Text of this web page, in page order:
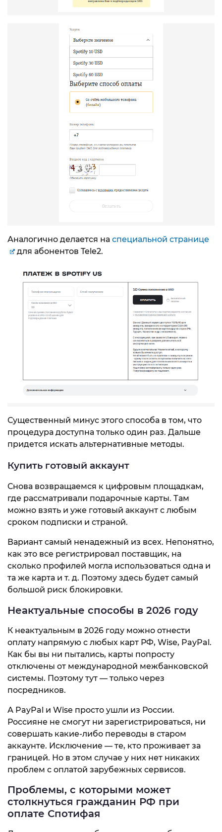
Аналогично делается на специальной странице
для абонентов Tele2.
Существенный минус этого способа в том, что
процедура доступна только один раз. Дальше
придется искать альтернативные методы.
Купить готовый аккаунт
Снова возвращаемся к цифровым площадкам,
где рассматривали подарочные карты. Там
можно взять и уже готовый аккаунт с любым
сроком подписки и страной.
Вариант самый ненадежный из всех. Непонятно,
как это все регистрировал поставщик, на
сколько профилей могла использоваться одна и
та же карта и т. д. Поэтому здесь будет самый
большой риск блокировки.
Неактуальные способы в 2026 году
К неактуальным в 2026 году можно отнести
оплату напрямую с любых карт РФ, Wise, PayPal.
Как бы вы ни пытались, карты попросту
отключены от международной межбанковской
системы. Поэтому тут — только через
посредников.
А PayPal и Wise просто ушли из России.
Россияне не смогут ни зарегистрироваться, ни
совершать какие-либо переводы в старом
аккаунте. Исключение — те, кто проживает за
границей. Но в этом случае у них нет никаких
проблем с оплатой зарубежных сервисов.
Проблемы, с которыми может
столкнуться гражданин РФ при
оплате Спотифая